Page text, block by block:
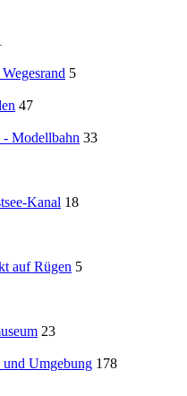
5
47
- Modellbahn 33
Kanal 18
auf Rügen 5
23
Umgebung 178